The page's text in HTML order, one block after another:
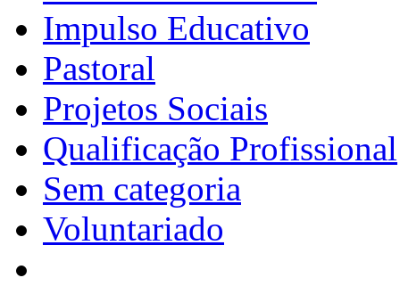
Impulso Educativo
Pastoral
Projetos Sociais
Qualificação Profissional
Sem categoria
Voluntariado